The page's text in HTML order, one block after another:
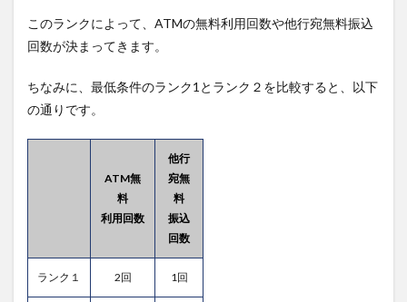
このランクによって、ATMの無料利用回数や他行宛無料振込
回数が決まってきます。
ちなみに、最低条件のランク1とランク２を比較すると、以下
の通りです。
ATM無
料
利用回数
他行
宛無
料
振込
回数
ランク１ 2回 1回